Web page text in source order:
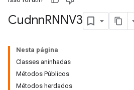
CudnnRNNV3
Nesta página
Classes aninhadas
Métodos Públicos
Métodos herdados